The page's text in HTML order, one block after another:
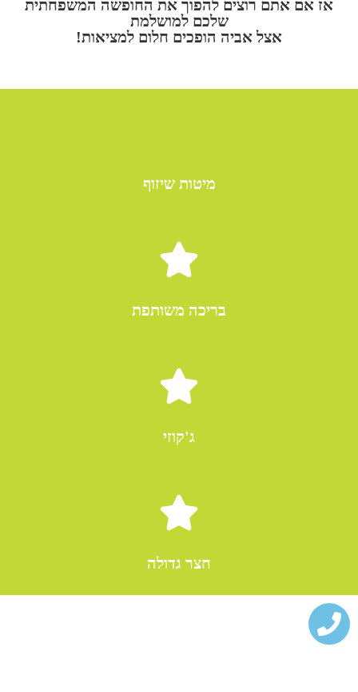
אז אם אתם רוצים להפוך את החופשה המשפחתית
שלכם למושלמת
אצל אביה הופכים חלום למציאות!
מיטות שיזוף
בריכה משותפת
ג'קוזי
חצר גדולה